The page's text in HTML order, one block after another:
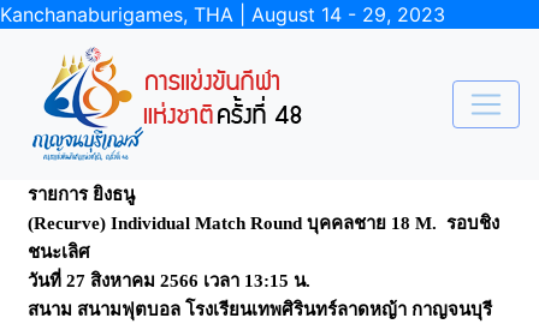
Kanchanaburigames, THA | August 14 - 29, 2023
รายการ ยิงธนู
(Recurve) Individual Match Round บุคคลชาย 18 M. รอบชิง
ชนะเลิศ
วันที่ 27 สิงหาคม 2566 เวลา 13:15 น.
สนาม สนามฟุตบอล โรงเรียนเทพศิรินทร์ลาดหญ้า กาญจนบุรี